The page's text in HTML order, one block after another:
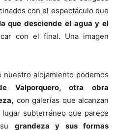
con el espectáculo que
que desciende el agua y el
con el final. Una imagen
alojamiento podemos
Valporquero, otra obra
con galerías que alcanzan
subterráneo que parece
grandeza y sus formas